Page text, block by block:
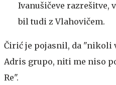
Ivanušičeve razrešitve,
bil tudi z Vlahovičem.
Čirić je pojasnil, da "nikoli
Adris grupo, niti me niso
Re".